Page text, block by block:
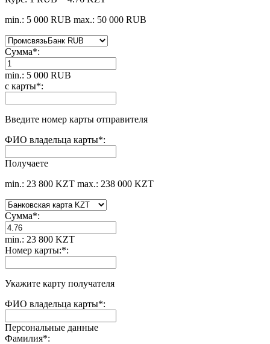
min.: 5 000 RUB max.: 50 000 RUB
Сумма*:
min.: 5 000 RUB
с карты*:
Введите номер карты отправителя
ФИО владельца карты*:
Получаете
min.: 23 800 KZT max.: 238 000 KZT
Сумма*:
min.: 23 800 KZT
Номер карты:*:
Укажите карту получателя
ФИО владельца карты*:
Персональные данные
Фамилия*: